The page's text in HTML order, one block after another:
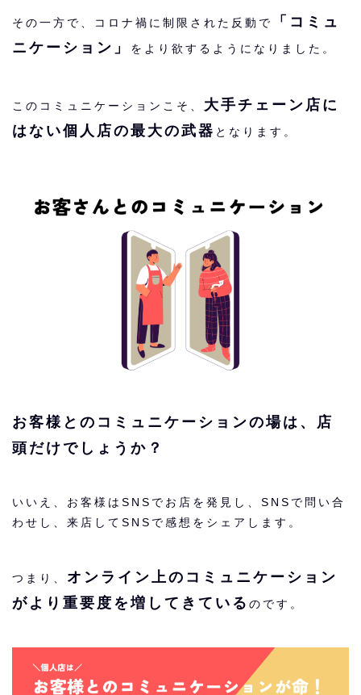
その一方で、コロナ禍に制限された反動で
「コミュ
ニケーション」
をより欲するようになりました。
このコミュニケーションこそ、 大手チェーン店に
はない個人店の最大の武器 となります。
お客様とのコミュニケーションの場は、店
頭だけでしょうか？
いいえ、お客様はSNSでお店を発見し、SNSで問い合
わせし、来店してSNSで感想をシェアします。
つまり、 オンライン上のコミュニケーション
がより重要度を増してきている のです。